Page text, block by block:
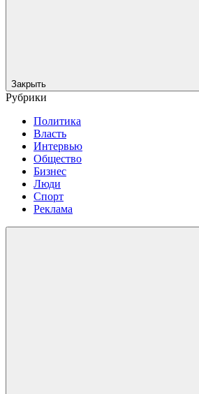
Закрыть
Рубрики
Политика
Власть
Интервью
Общество
Бизнес
Люди
Спорт
Реклама